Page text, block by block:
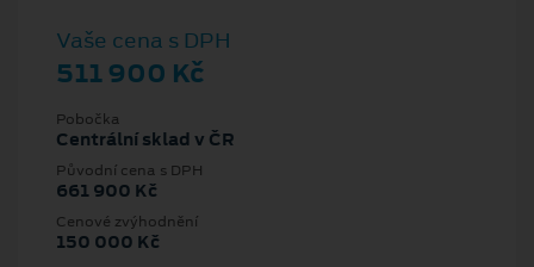
Vaše cena s DPH
511 900 Kč
Pobočka
Centrální sklad v ČR
Původní cena s DPH
661 900 Kč
Cenové zvýhodnění
150 000 Kč